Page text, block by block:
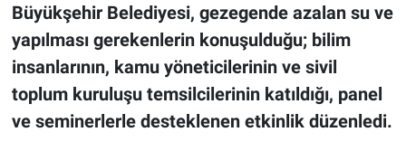
Büyükşehir Belediyesi, gezegende azalan su ve
yapılması gerekenlerin konuşulduğu; bilim
insanlarının, kamu yöneticilerinin ve sivil
toplum kuruluşu temsilcilerinin katıldığı, panel
ve seminerlerle desteklenen etkinlik düzenledi.